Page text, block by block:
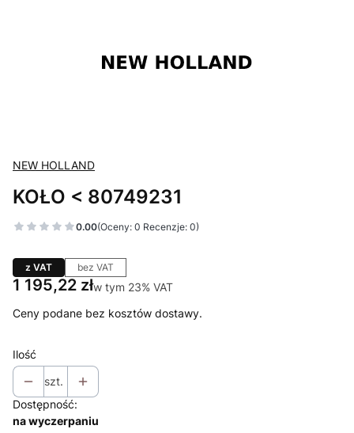
NEW HOLLAND
KOŁO < 80749231
0.00(Oceny: 0 Recenzje: 0)
z VAT bez VAT
Cena
1 195,22 złw tym 23% VAT
w tym 23% VAT
Ceny podane bez kosztów dostawy.
Ilość
szt.
Dostępność:
na wyczerpaniu